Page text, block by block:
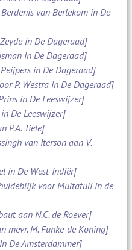
van Berlekom in De
in De Dageraad]
in De Dageraad]
in De Dageraad]
P. Westra in De Dageraad]
in De Leeswijzer]
De Leeswijzer]
P.A. Tiele]
van Iterson aan V.
in De West-Indiër]
voor Multatuli in de
aan N.C. de Roever]
mevr. M. Funke-de Koning]
De Amsterdammer]